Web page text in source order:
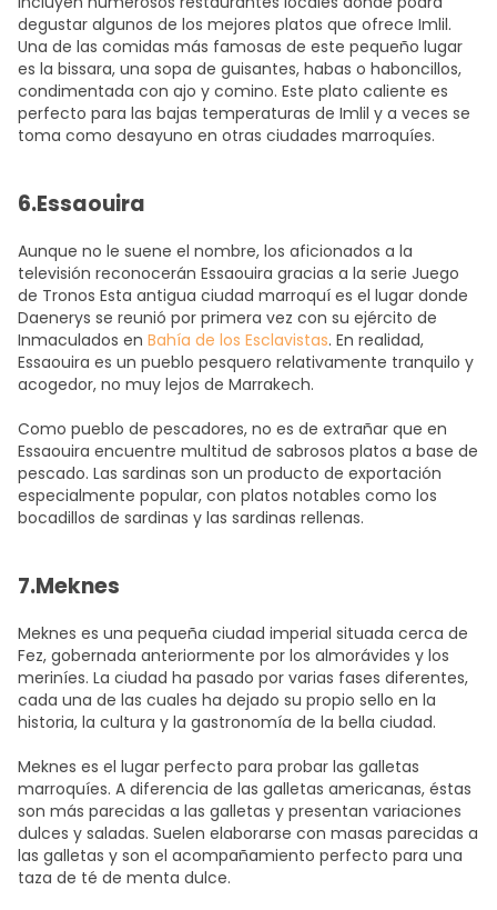
degustar algunos de los mejores platos que ofrece Imlil.
Una de las comidas más famosas de este pequeño lugar
es la bissara, una sopa de guisantes, habas o haboncillos,
condimentada con ajo y comino. Este plato caliente es
perfecto para las bajas temperaturas de Imlil y a veces se
toma como desayuno en otras ciudades marroquíes.
6.Essaouira
Aunque no le suene el nombre, los aficionados a la
televisión reconocerán Essaouira gracias a la serie Juego
de Tronos Esta antigua ciudad marroquí es el lugar donde
Daenerys se reunió por primera vez con su ejército de
Inmaculados en Bahía de los Esclavistas. En realidad,
Essaouira es un pueblo pesquero relativamente tranquilo y
acogedor, no muy lejos de Marrakech.
Como pueblo de pescadores, no es de extrañar que en
Essaouira encuentre multitud de sabrosos platos a base de
pescado. Las sardinas son un producto de exportación
especialmente popular, con platos notables como los
bocadillos de sardinas y las sardinas rellenas.
7.Meknes
Meknes es una pequeña ciudad imperial situada cerca de
Fez, gobernada anteriormente por los almorávides y los
meriníes. La ciudad ha pasado por varias fases diferentes,
cada una de las cuales ha dejado su propio sello en la
historia, la cultura y la gastronomía de la bella ciudad.
Meknes es el lugar perfecto para probar las galletas
marroquíes. A diferencia de las galletas americanas, éstas
son más parecidas a las galletas y presentan variaciones
dulces y saladas. Suelen elaborarse con masas parecidas a
las galletas y son el acompañamiento perfecto para una
taza de té de menta dulce.